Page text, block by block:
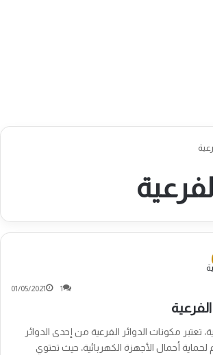
01/05/2021 1
تعتبر مكونات الدوائر الفرعية من إحدى الدوائر
أحمال الأجهزة الكهربائية، حيث تحتوي